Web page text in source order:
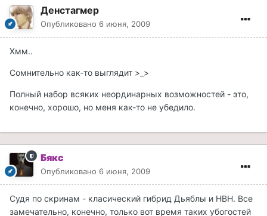
Денстагмер
Опубликовано 6 июня, 2009
Хмм..
Сомнительно как-то выглядит >_>
Полный набор всяких неординарных возможностей - это,
конечно, хорошо, но меня как-то не убедило.
Бякс
Опубликовано 6 июня, 2009
Судя по скринам - класический гибрид Дьяблы и НВН. Все
замечательно, конечно, только вот время таких убогостей